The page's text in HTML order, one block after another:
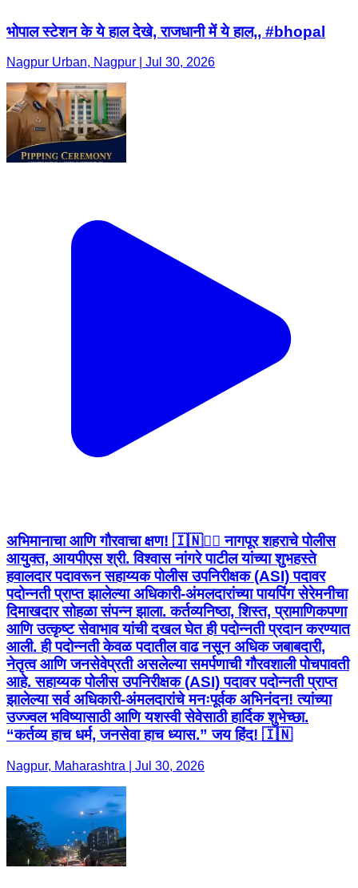
भोपाल स्टेशन के ये हाल देखे, राजधानी में ये हाल,, #bhopal
Nagpur Urban, Nagpur | Jul 30, 2026
अभिमानाचा आणि गौरवाचा क्षण! 🇮🇳👮‍♂️ नागपूर शहराचे पोलीस
आयुक्त, आयपीएस श्री. विश्वास नांगरे पाटील यांच्या शुभहस्ते
हवालदार पदावरून सहाय्यक पोलीस उपनिरीक्षक (ASI) पदावर
पदोन्नती प्राप्त झालेल्या अधिकारी-अंमलदारांच्या पायपिंग सेरेमनीचा
दिमाखदार सोहळा संपन्न झाला. कर्तव्यनिष्ठा, शिस्त, प्रामाणिकपणा
आणि उत्कृष्ट सेवाभाव यांची दखल घेत ही पदोन्नती प्रदान करण्यात
आली. ही पदोन्नती केवळ पदातील वाढ नसून अधिक जबाबदारी,
नेतृत्व आणि जनसेवेप्रती असलेल्या समर्पणाची गौरवशाली पोचपावती
आहे. सहाय्यक पोलीस उपनिरीक्षक (ASI) पदावर पदोन्नती प्राप्त
झालेल्या सर्व अधिकारी-अंमलदारांचे मनःपूर्वक अभिनंदन! त्यांच्या
उज्ज्वल भविष्यासाठी आणि यशस्वी सेवेसाठी हार्दिक शुभेच्छा.
“कर्तव्य हाच धर्म, जनसेवा हाच ध्यास.” जय हिंद! 🇮🇳
Nagpur, Maharashtra | Jul 30, 2026